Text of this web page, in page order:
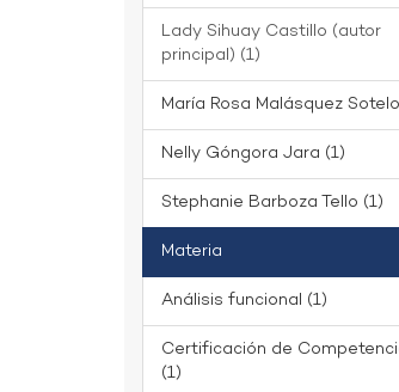
Lady Sihuay Castillo (autor
principal) (1)
María Rosa Malásquez
Nelly Góngora Jara (1)
Stephanie Barboza Tello (1)
Materia
Análisis funcional (1)
Certificación de
(1)